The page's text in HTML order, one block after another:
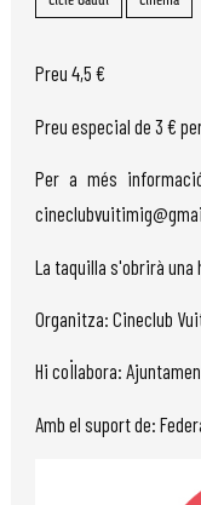
Preu 4,5 €
Preu especial de 3 €
Per a més
La taquilla s'obrirà una
Organitza: Cineclub
Hi col·labora:
Amb el suport de: